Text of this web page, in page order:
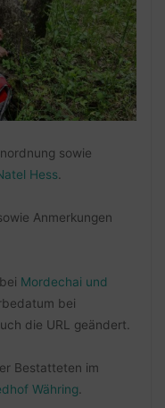
sowie
Hess
Anmerkungen
Mordechai und
bei
die URL geändert.
Bestatteten im
Währing